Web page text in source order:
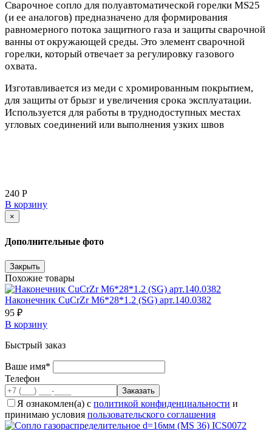
Сварочное сопло для полуавтоматической горелки MS25
(и ее аналогов) предназначено для формирования
равномерного потока защитного газа и защиты сварочной
ванны от окружающей среды. Это элемент сварочной
горелки, который отвечает за регулировку газового
охвата.
Изготавливается из меди с хромированным покрытием,
для защиты от брызг и увеличения срока эксплуатации.
Используется для работы в труднодоступных местах
угловых соединений или выполнения узких швов
240 Р
В корзину
×
Дополнительные фото
Закрыть
Похожие товары
Наконечник CuCrZr М6*28*1.2 (SG) арт.140.0382
95 ₽
В корзину
Быстрый заказ
Ваше имя*
Телефон
Я ознакомлен(а) с политикой конфиденциальности и
принимаю условия пользовательского соглашения